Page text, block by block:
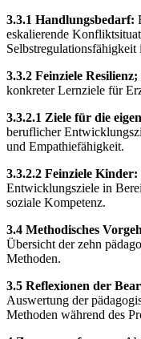
3.3.1 Handlungsbedarf:
eskalierende
Selbstregulationsfähigkeit
3.3.2 Feinziele
konkreter Lernziele für
3.3.2.1 Ziele für die
beruflicher
und Empathiefähigkeit.
3.3.2.2 Feinziele Kinder:
Entwicklungsziele in
soziale Kompetenz.
3.4 Methodisches
Übersicht der zehn
Methoden.
3.5 Reflexionen der
Auswertung der
Methoden während des